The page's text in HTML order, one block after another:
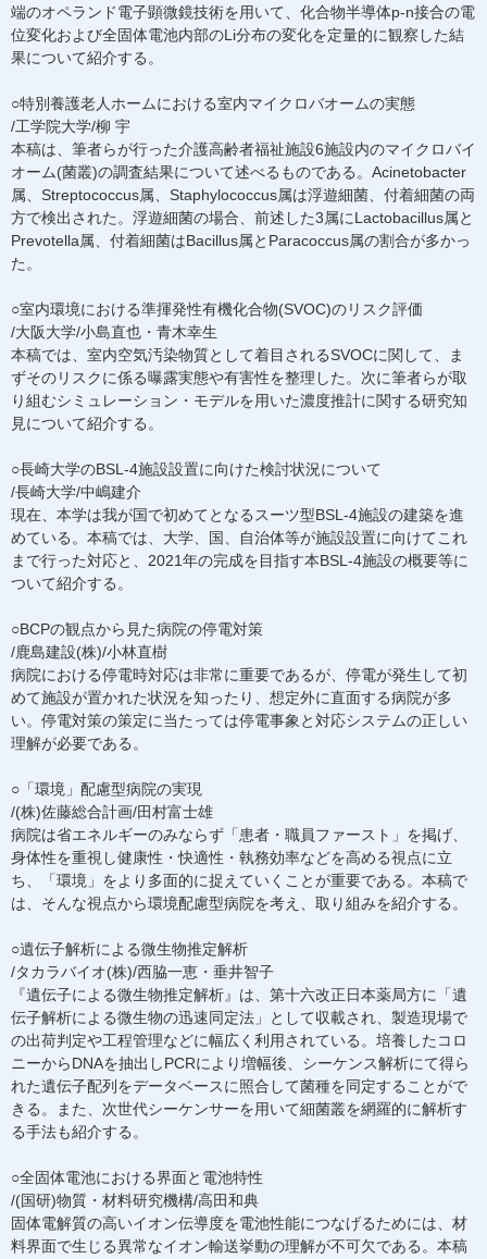
端のオペランド電子顕微鏡技術を用いて、化合物半導体p-n接合の電
位変化および全固体電池内部のLi分布の変化を定量的に観察した結
果について紹介する。
○特別養護老人ホームにおける室内マイクロバオームの実態
/工学院大学/柳 宇
本稿は、筆者らが行った介護高齢者福祉施設6施設内のマイクロバイ
オーム(菌叢)の調査結果について述べるものである。Acinetobacter
属、Streptococcus属、Staphylococcus属は浮遊細菌、付着細菌の両
方で検出された。浮遊細菌の場合、前述した3属にLactobacillus属と
Prevotella属、付着細菌はBacillus属とParacoccus属の割合が多かっ
た。
○室内環境における準揮発性有機化合物(SVOC)のリスク評価
/大阪大学/小島直也・青木幸生
本稿では、室内空気汚染物質として着目されるSVOCに関して、ま
ずそのリスクに係る曝露実態や有害性を整理した。次に筆者らが取
り組むシミュレーション・モデルを用いた濃度推計に関する研究知
見について紹介する。
○長崎大学のBSL-4施設設置に向けた検討状況について
/長崎大学/中嶋建介
現在、本学は我が国で初めてとなるスーツ型BSL-4施設の建築を進
めている。本稿では、大学、国、自治体等が施設設置に向けてこれ
まで行った対応と、2021年の完成を目指す本BSL-4施設の概要等に
ついて紹介する。
○BCPの観点から見た病院の停電対策
/鹿島建設(株)/小林直樹
病院における停電時対応は非常に重要であるが、停電が発生して初
めて施設が置かれた状況を知ったり、想定外に直面する病院が多
い。停電対策の策定に当たっては停電事象と対応システムの正しい
理解が必要である。
○「環境」配慮型病院の実現
/(株)佐藤総合計画/田村富士雄
病院は省エネルギーのみならず「患者・職員ファースト」を掲げ、
身体性を重視し健康性・快適性・執務効率などを高める視点に立
ち、「環境」をより多面的に捉えていくことが重要である。本稿で
は、そんな視点から環境配慮型病院を考え、取り組みを紹介する。
○遺伝子解析による微生物推定解析
/タカラバイオ(株)/西脇一恵・垂井智子
『遺伝子による微生物推定解析』は、第十六改正日本薬局方に「遺
伝子解析による微生物の迅速同定法」として収載され、製造現場で
の出荷判定や工程管理などに幅広く利用されている。培養したコロ
ニーからDNAを抽出しPCRにより増幅後、シーケンス解析にて得ら
れた遺伝子配列をデータベースに照合して菌種を同定することがで
きる。また、次世代シーケンサーを用いて細菌叢を網羅的に解析す
る手法も紹介する。
○全固体電池における界面と電池特性
/(国研)物質・材料研究機構/高田和典
固体電解質の高いイオン伝導度を電池性能につなげるためには、材
料界面で生じる異常なイオン輸送挙動の理解が不可欠である。本稿